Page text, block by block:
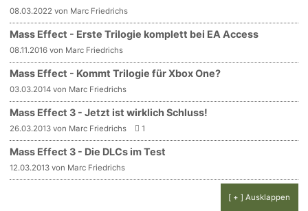
08.03.2022 von Marc Friedrichs
Mass Effect - Erste Trilogie komplett bei EA Access
08.11.2016 von Marc Friedrichs
Mass Effect - Kommt Trilogie für Xbox One?
03.03.2014 von Marc Friedrichs
Mass Effect 3 - Jetzt ist wirklich Schluss!
26.03.2013 von Marc Friedrichs 1
Mass Effect 3 - Die DLCs im Test
12.03.2013 von Marc Friedrichs
[ + ] Ausklappen